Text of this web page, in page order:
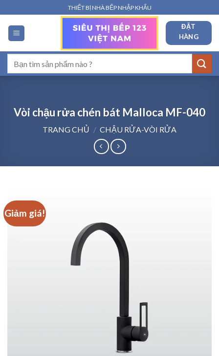
qua
nội
dung
THIẾT BỊ NHÀ BẾP NHẬP KHẨU
ĐẶT
HÀNG
kiếm:
Vòi chậu rửa chén bát Malloca MF-040
TRANG CHỦ / CHẬU RỬA-VÒI RỬA
Giảm giá!